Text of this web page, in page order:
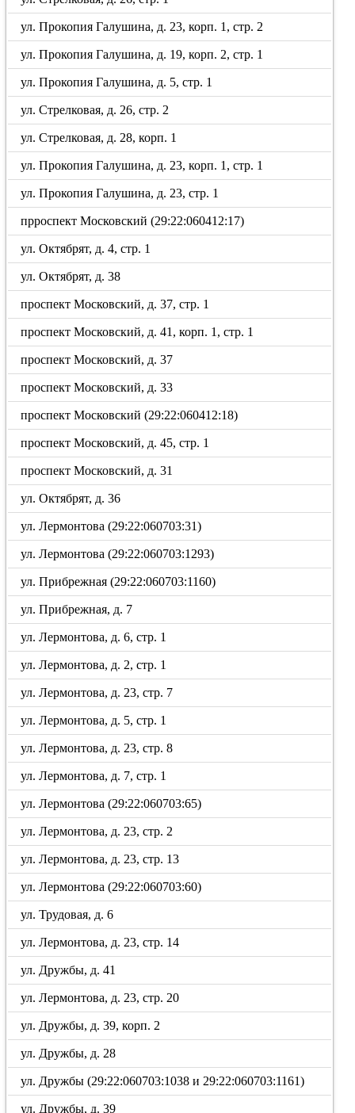
ул. Прокопия Галушина, д. 23, корп. 1, стр. 2
ул. Прокопия Галушина, д. 19, корп. 2, стр. 1
ул. Прокопия Галушина, д. 5, стр. 1
ул. Стрелковая, д. 26, стр. 2
ул. Стрелковая, д. 28, корп. 1
ул. Прокопия Галушина, д. 23, корп. 1, стр. 1
ул. Прокопия Галушина, д. 23, стр. 1
прроспект Московский (29:22:060412:17)
ул. Октябрят, д. 4, стр. 1
ул. Октябрят, д. 38
проспект Московский, д. 37, стр. 1
проспект Московский, д. 41, корп. 1, стр. 1
проспект Московский, д. 37
проспект Московский, д. 33
проспект Московский (29:22:060412:18)
проспект Московский, д. 45, стр. 1
проспект Московский, д. 31
ул. Октябрят, д. 36
ул. Лермонтова (29:22:060703:31)
ул. Лермонтова (29:22:060703:1293)
ул. Прибрежная (29:22:060703:1160)
ул. Прибрежная, д. 7
ул. Лермонтова, д. 6, стр. 1
ул. Лермонтова, д. 2, стр. 1
ул. Лермонтова, д. 23, стр. 7
ул. Лермонтова, д. 5, стр. 1
ул. Лермонтова, д. 23, стр. 8
ул. Лермонтова, д. 7, стр. 1
ул. Лермонтова (29:22:060703:65)
ул. Лермонтова, д. 23, стр. 2
ул. Лермонтова, д. 23, стр. 13
ул. Лермонтова (29:22:060703:60)
ул. Трудовая, д. 6
ул. Лермонтова, д. 23, стр. 14
ул. Дружбы, д. 41
ул. Лермонтова, д. 23, стр. 20
ул. Дружбы, д. 39, корп. 2
ул. Дружбы, д. 28
ул. Дружбы (29:22:060703:1038 и 29:22:060703:1161)
ул. Дружбы, д. 39